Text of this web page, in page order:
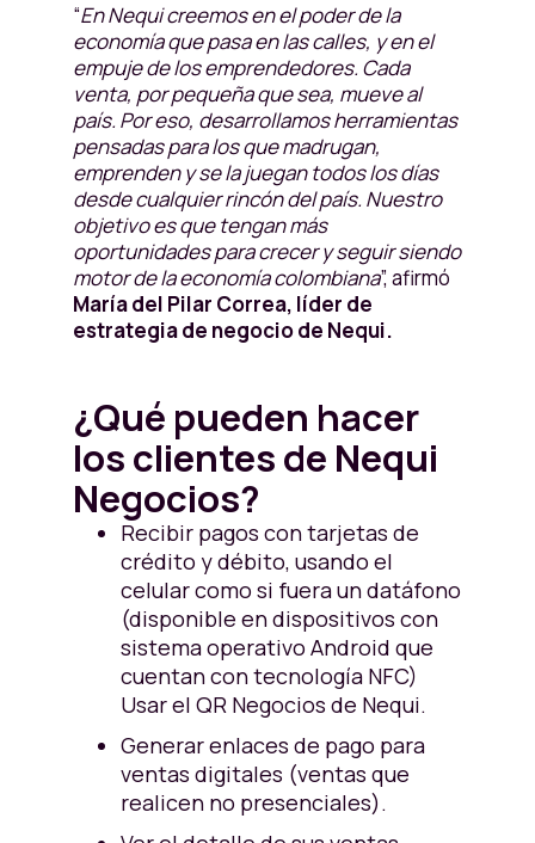
“En Nequi creemos en el poder de la
economía que pasa en las calles, y en el
empuje de los emprendedores. Cada
venta, por pequeña que sea, mueve al
país. Por eso, desarrollamos herramientas
pensadas para los que madrugan,
emprenden y se la juegan todos los días
desde cualquier rincón del país. Nuestro
objetivo es que tengan más
oportunidades para crecer y seguir siendo
motor de la economía colombiana”, afirmó
María del Pilar Correa, líder de
estrategia de negocio de Nequi.
¿Qué pueden hacer
los clientes de Nequi
Negocios?
Recibir pagos con tarjetas de
crédito y débito, usando el
celular como si fuera un datáfono
(disponible en dispositivos con
sistema operativo Android que
cuentan con tecnología NFC)
Usar el QR Negocios de Nequi.
Generar enlaces de pago para
ventas digitales (ventas que
realicen no presenciales).